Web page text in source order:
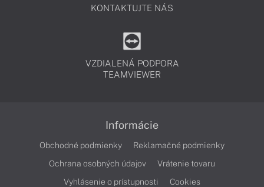
KONTAKTUJTE NÁS
VZDIALENÁ PODPORA
TEAMVIEWER
Informácie
Obchodné podmienky
Reklamačné podmienky
Ochrana osobných údajov
Vrátenie tovaru
Vyhlásenie o prístupnosti
Cookies